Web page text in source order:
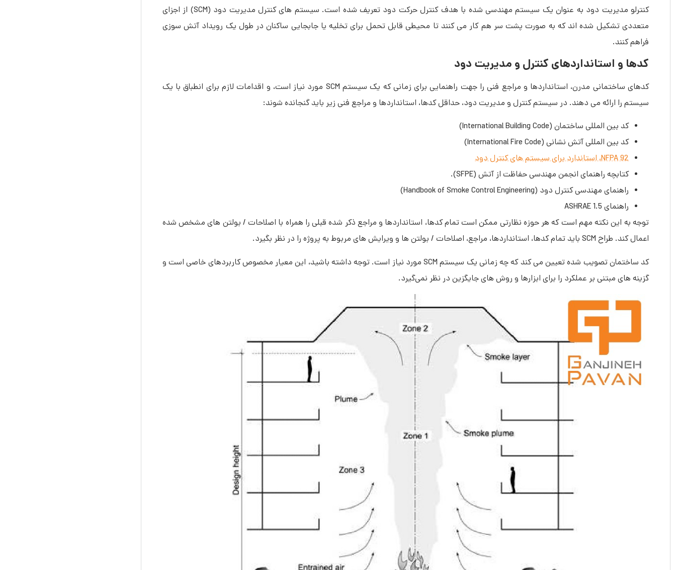
کنترلو مدیریت دود به عنوان یک سیستم مهندسی شده با هدف کنترل حرکت دود تعریف شده است. سیستم‌ های کنترل مدیریت دود (SCM) از اجزای
متعددی تشکیل شده ‌اند که به صورت پشت سر هم کار می ‌کنند تا محیطی قابل ‌تحمل برای تخلیه یا جابجایی ساکنان در طول یک رویداد آتش ‌سوزی
فراهم کنند.
کدها و استانداردهای کنترل و مدیریت دود
کدهای ساختمانی مدرن، استانداردها و مراجع فنی را جهت راهنمایی برای زمانی که یک سیستم SCM مورد نیاز است، و اقدامات لازم برای انطباق با یک
سیستم را ارائه می دهند. در سیستم کنترل و مدیریت دود، حداقل کدها، استانداردها و مراجع فنی زیر باید گنجانده شوند:
کد بین المللی ساختمان (International Building Code)
کد بین المللی آتش نشانی (International Fire Code)
NFPA 92، استاندارد برای سیستم های کنترل دود
کتابچه راهنمای انجمن مهندسی حفاظت از آتش (SFPE).
راهنمای مهندسی کنترل دود (Handbook of Smoke Control Engineering)
راهنمای ASHRAE 1.5
توجه به این نکته مهم است که هر حوزه نظارتی ممکن است تمام کدها، استانداردها و مراجع ذکر شده قبلی را همراه با اصلاحات / بولتن های مشخص شده
اعمال کند. طراح SCM باید تمام کدها، استانداردها، مراجع، اصلاحات / بولتن ها و ویرایش های مربوط به پروژه را در نظر بگیرد.
کد ساختمان تصویب شده تعیین می کند که چه زمانی یک سیستم SCM مورد نیاز است. توجه داشته باشید، این معیار مخصوص کاربردهای خاصی است و
گزینه ‌های مبتنی بر عملکرد را برای ابزارها و روش ‌های جایگزین در نظر نمی‌گیرد.